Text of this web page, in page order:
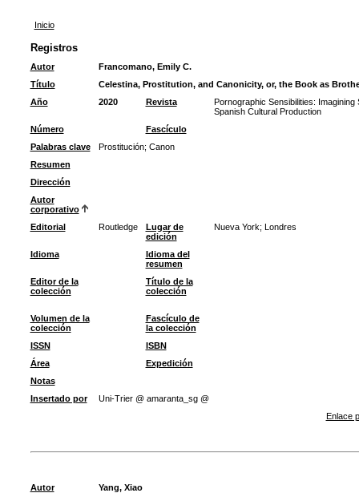
Inicio
Registros
Autor
Francomano, Emily C.
Título
Celestina, Prostitution, and Canonicity, or, the Book as
Año
2020 Revista
Pornographic Sensibilities:
Spanish Cultural Production
Número
Fascículo
Palabras clave
Prostitución; Canon
Resumen
Dirección
Autor
corporativo
Editorial
Routledge
Lugar de
edición
Nueva York; Londres
Idioma
Idioma del
resumen
Editor de la
colección
Título de la
colección
Volumen de la
colección
Fascículo de
la colección
ISSN
ISBN
Área
Expedición
Notas
Insertado por
Uni-Trier @ amaranta_sg @
Enlace
Autor
Yang, Xiao